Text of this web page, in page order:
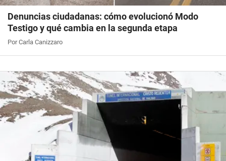
Denuncias ciudadanas: cómo evolucionó Modo
Testigo y qué cambia en la segunda etapa
Por Carla Canizzaro